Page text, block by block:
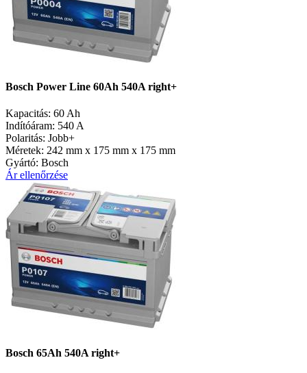
Bosch Power Line 60Ah 540A right+
Kapacitás: 60 Ah
Indítóáram: 540 A
Polaritás: Jobb+
Méretek: 242 mm x 175 mm x 175 mm
Gyártó: Bosch
Ár ellenőrzése
Bosch 65Ah 540A right+